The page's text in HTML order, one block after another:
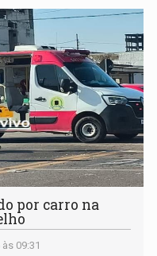
da sede da entidade
por carro na
09:31